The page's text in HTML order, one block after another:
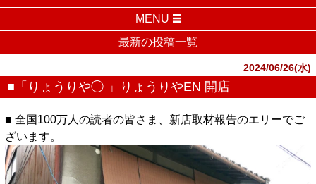
MENU
最新の投稿一覧
2024/06/26(水)
■「りょうりや◯ 」りょうりやEN 開店
■ 全国100万人の読者の皆さま、新店取材報告のエリーでご
ざいます。